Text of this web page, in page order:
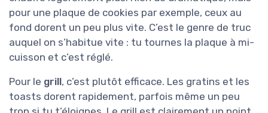
pour une plaque de cookies par exemple, ceux au
fond dorent un peu plus vite. C’est le genre de truc
auquel on s’habitue vite : tu tournes la plaque à mi-
cuisson et c’est réglé.
Pour le grill, c’est plutôt efficace. Les gratins et les
toasts dorent rapidement, parfois même un peu